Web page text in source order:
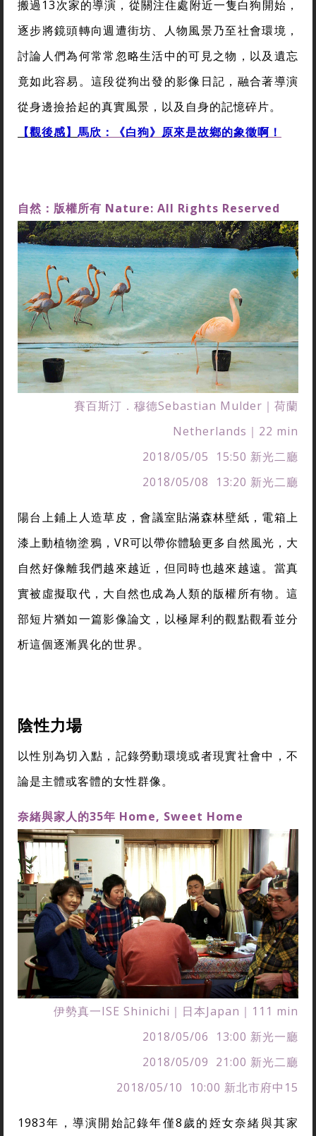
搬過13次家的導演，從關注住處附近一隻白狗開始，
逐步將鏡頭轉向週遭街坊、人物風景乃至社會環境，
討論人們為何常常忽略生活中的可見之物，以及遺忘
竟如此容易。這段從狗出發的影像日記，融合著導演
從身邊撿拾起的真實風景，以及自身的記憶碎片。
【觀後感】 馬欣：《白狗》原來是故鄉的象徵啊！
自然 ：版權所有 Nature: All Rights Reserved
賽百斯汀．穆德Sebastian Mulder｜荷蘭
Netherlands｜22 min
2018/05/05 15:50 新光二廳
2018/05/08 13:20 新光二廳
陽台上鋪上人造草皮，會議室貼滿森林壁紙，電箱上
漆上動植物塗鴉，VR可以帶你體驗更多自然風光，大
自然好像離我們越來越近，但同時也越來越遠。當真
實被虛擬取代，大自然也成為人類的版權所有物。這
部短片猶如一篇影像論文，以極犀利的觀點觀看並分
析這個逐漸異化的世界。
陰性力場
以性別為切入點，記錄勞動環境或者現實社會中，不
論是主體或客體的女性群像。
奈緒與家人的35年 Home, Sweet Home
伊勢真一ISE Shinichi｜日本Japan｜111 min
2018/05/06 13:00 新光一廳
2018/05/09 21:00 新光二廳
2018/05/10 10:00 新北市府中15
1983年，導演開始記錄年僅8歲的姪女奈緒與其家